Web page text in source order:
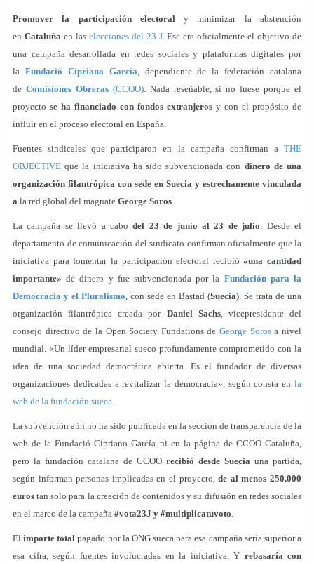
Promover la participación electoraly minimizar la abstención
en Cataluñaen las elecciones del 23-J. Ese era oficialmente el objetivo de
una campaña desarrollada en redes sociales y plataformas digitales por
la Fundació Cipriano García, dependiente de la federación catalana
de Comisiones Obreras(CCOO). Nada reseñable, si no fuese porque el
proyecto se ha financiado con fondos extranjeros y con el propósito de
influir en el proceso electoral en España.
Fuentes sindicales que participaron en la campaña confirman a THE
OBJECTIVE que la iniciativa ha sido subvencionada con dinero de una
organización filantrópica con sede en Suecia y estrechamente vinculada
a la red global del magnate George Soros.
La campaña se llevó a cabodel 23 de junio al 23 de julio. Desde el
departamento de comunicación del sindicato confirman oficialmente que la
iniciativa para fomentar la participación electoral recibió«una cantidad
importante» de dinero y fue subvencionada por la Fundación para la
Democracia y el Pluralismo, con sede en Bastad (Suecia). Se trata de una
organización filantrópica creada por Daniel Sachs, vicepresidente del
consejo directivo de la Open Society Fundations deGeorge Sorosa nivel
mundial. «Un líder empresarial sueco profundamente comprometido con la
idea de una sociedad democrática abierta. Es el fundador de diversas
organizaciones dedicadas a revitalizar la democracia», según consta en la
web de la fundación sueca.
La subvención aún no ha sido publicada en la sección de transparencia de la
web de la Fundació Cipriano García ni en la página de CCOO Cataluña,
pero la fundación catalana de CCOO recibió desde Suecia una partida,
según informan personas implicadas en el proyecto,de al menos 250.000
euros tan solo para la creación de contenidos y su difusión en redes sociales
en el marco de la campaña #vota23J y #multiplicatuvoto.
El importe total pagado por la ONG sueca para esa campaña sería superior a
esa cifra, según fuentes involucradas en la iniciativa. Y rebasaría con